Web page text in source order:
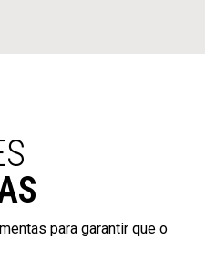
para garantir que o